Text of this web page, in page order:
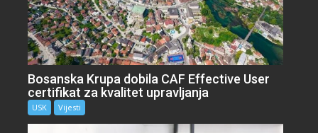
Bosanska Krupa dobila CAF Effective User
certifikat za kvalitet upravljanja
USK Vijesti